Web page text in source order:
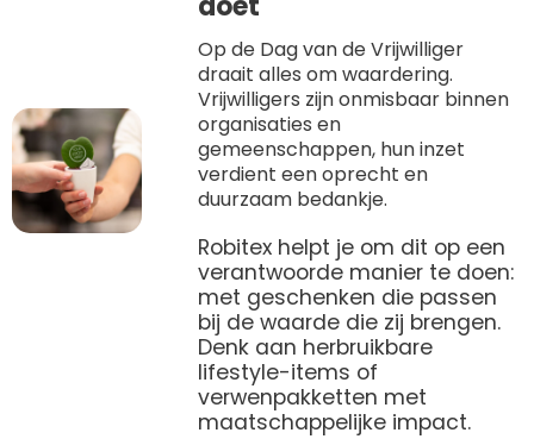
Outdoor & Vrije tijd
Technologie & gadgets
Home & Living
Op de Dag van de Vrijwilliger
draait alles om waardering.
Vrijwilligers zijn onmisbaar binnen
organisaties en
gemeenschappen, hun inzet
verdient een oprecht en
duurzaam bedankje.
Robitex helpt je om dit op een
verantwoorde manier te doen:
met geschenken die passen
bij de waarde die zij brengen.
Denk aan herbruikbare
lifestyle-items of
verwenpakketten met
maatschappelijke impact.